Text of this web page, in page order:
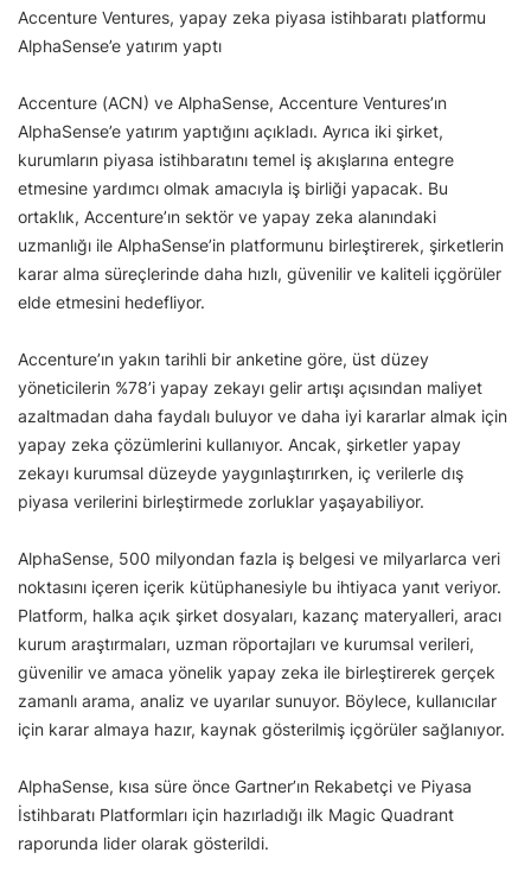
Accenture Ventures, yapay zeka piyasa istihbaratı platformu
AlphaSense’e yatırım yaptı
Accenture (ACN) ve AlphaSense, Accenture Ventures’ın
AlphaSense’e yatırım yaptığını açıkladı. Ayrıca iki şirket,
kurumların piyasa istihbaratını temel iş akışlarına entegre
etmesine yardımcı olmak amacıyla iş birliği yapacak. Bu
ortaklık, Accenture’ın sektör ve yapay zeka alanındaki
uzmanlığı ile AlphaSense’in platformunu birleştirerek, şirketlerin
karar alma süreçlerinde daha hızlı, güvenilir ve kaliteli içgörüler
elde etmesini hedefliyor.
Accenture’ın yakın tarihli bir anketine göre, üst düzey
yöneticilerin %78’i yapay zekayı gelir artışı açısından maliyet
azaltmadan daha faydalı buluyor ve daha iyi kararlar almak için
yapay zeka çözümlerini kullanıyor. Ancak, şirketler yapay
zekayı kurumsal düzeyde yaygınlaştırırken, iç verilerle dış
piyasa verilerini birleştirmede zorluklar yaşayabiliyor.
AlphaSense, 500 milyondan fazla iş belgesi ve milyarlarca veri
noktasını içeren içerik kütüphanesiyle bu ihtiyaca yanıt veriyor.
Platform, halka açık şirket dosyaları, kazanç materyalleri, aracı
kurum araştırmaları, uzman röportajları ve kurumsal verileri,
güvenilir ve amaca yönelik yapay zeka ile birleştirerek gerçek
zamanlı arama, analiz ve uyarılar sunuyor. Böylece, kullanıcılar
için karar almaya hazır, kaynak gösterilmiş içgörüler sağlanıyor.
AlphaSense, kısa süre önce Gartner’ın Rekabetçi ve Piyasa
İstihbaratı Platformları için hazırladığı ilk Magic Quadrant
raporunda lider olarak gösterildi.